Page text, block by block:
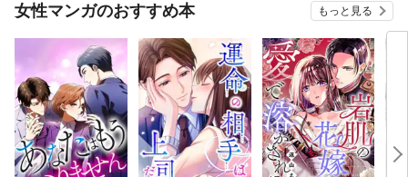
女性マンガのおすすめ本 もっと見る